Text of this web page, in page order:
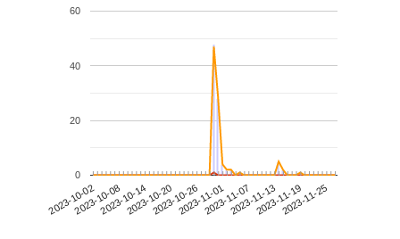
2023-10-022023-10-082023-10-142023-10-202023-10-262023-11-012023-11-072023-11-132023-11-192023-11-25
0
20
40
60